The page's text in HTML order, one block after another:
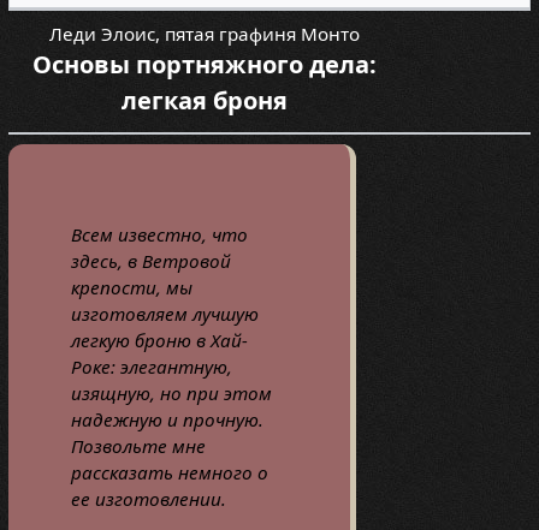
Леди Элоис, пятая графиня Монто
Основы портняжного дела:
легкая броня
Всем известно, что
здесь, в Ветровой
крепости, мы
изготовляем лучшую
легкую броню в Хай-
Роке: элегантную,
изящную, но при этом
надежную и прочную.
Позвольте мне
рассказать немного о
ее изготовлении.